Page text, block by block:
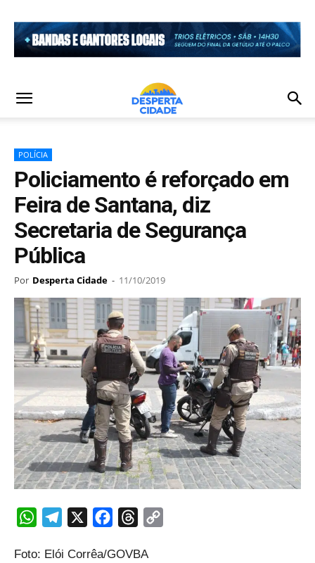
POLÍCIA
Policiamento é reforçado em
Feira de Santana, diz
Secretaria de Segurança
Pública
Por Desperta Cidade - 11/10/2019
WhatsAppTelegram FacebookThreads
Foto: Elói Corrêa/GOVBA